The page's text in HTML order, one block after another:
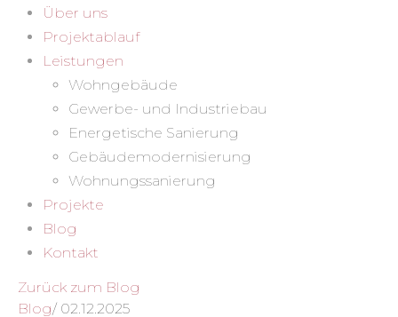
Über uns
Projektablauf
Leistungen
Wohngebäude
Gewerbe- und Industriebau
Energetische Sanierung
Gebäudemodernisierung
Wohnungssanierung
Projekte
Blog
Kontakt
Zurück zum Blog
Blog/ 02.12.2025